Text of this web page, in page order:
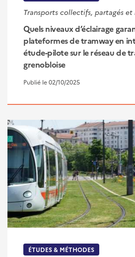
Transports collectifs, partagés
Quels niveaux d’éclairage
plateformes de tramway en
étude-pilote sur le réseau de
grenobloise
Publié le 02/10/2025
ÉTUDES & MÉTHODES